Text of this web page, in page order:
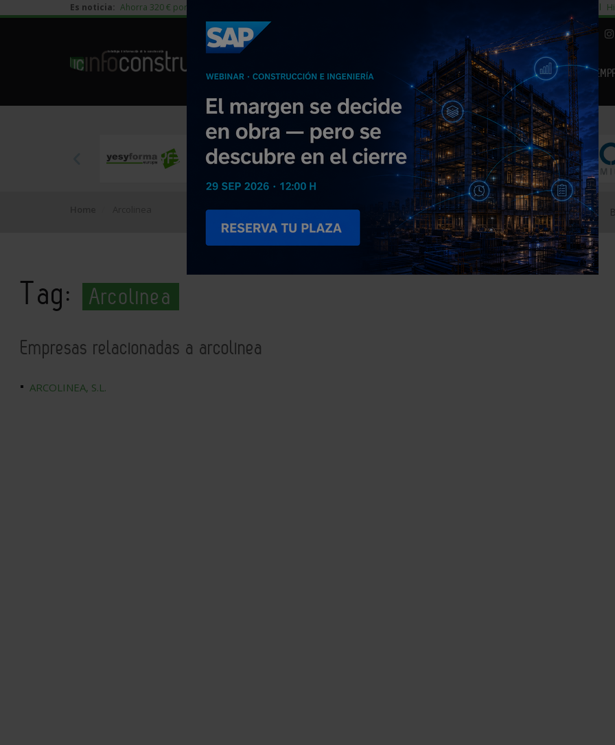
Es noticia: Ahorra 320 € por vivienda en edificación residencial 29% cambiar al alquiler temporal
|
NOTICIAS PRODUCTOS AGENDA ARTÍCULOS
EMPRESAS PREMIUM
Tag: Arcolinea
Empresas relacionadas a arcolinea
ARCOLINEA, S.L.